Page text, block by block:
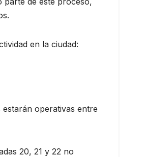
en la ciudad:
operativas entre
20, 21 y 22 no